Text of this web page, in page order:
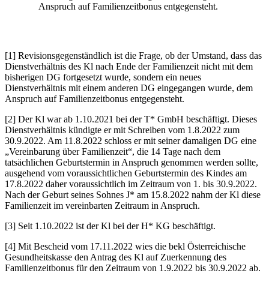
Anspruch auf Familienzeitbonus entgegensteht.
[1] Revisionsgegenständlich ist die Frage, ob der Umstand, dass das
Dienstverhältnis des Kl nach Ende der Familienzeit nicht mit dem
bisherigen DG fortgesetzt wurde, sondern ein neues
Dienstverhältnis mit einem anderen DG eingegangen wurde, dem
Anspruch auf Familienzeitbonus entgegensteht.
[2] Der Kl war ab 1.10.2021 bei der T* GmbH beschäftigt. Dieses
Dienstverhältnis kündigte er mit Schreiben vom 1.8.2022 zum
30.9.2022. Am 11.8.2022 schloss er mit seiner damaligen DG eine
„Vereinbarung über Familienzeit“, die 14 Tage nach dem
tatsächlichen Geburtstermin in Anspruch genommen werden sollte,
ausgehend vom voraussichtlichen Geburtstermin des Kindes am
17.8.2022 daher voraussichtlich im Zeitraum von 1. bis 30.9.2022.
Nach der Geburt seines Sohnes J* am 15.8.2022 nahm der Kl diese
Familienzeit im vereinbarten Zeitraum in Anspruch.
[3] Seit 1.10.2022 ist der Kl bei der H* KG beschäftigt.
[4] Mit Bescheid vom 17.11.2022 wies die bekl Österreichische
Gesundheitskasse den Antrag des Kl auf Zuerkennung des
Familienzeitbonus für den Zeitraum von 1.9.2022 bis 30.9.2022 ab.